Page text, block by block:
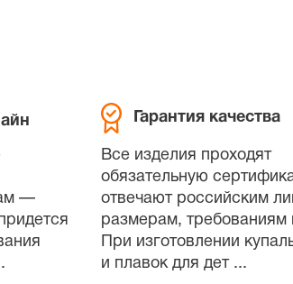
—
Гарантия качества
Все изделия проходят
обязательную
отвечают российским
размерам, требованиям
При изготовлении
и плавок для дет...